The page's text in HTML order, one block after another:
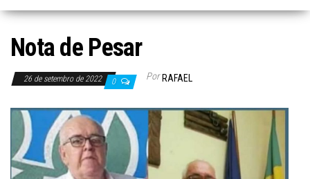
Nota de Pesar
26 de setembro de 2022 0 Por RAFAEL